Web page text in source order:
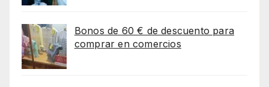
Bonos de 60 € de descuento para
comprar en comercios